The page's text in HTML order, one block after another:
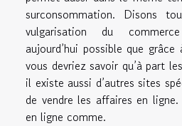
surconsommation. Disons
vulgarisation du
aujourd’hui possible que
vous devriez savoir qu’à part
il existe aussi d’autres sites
de vendre les affaires en
en ligne comme.